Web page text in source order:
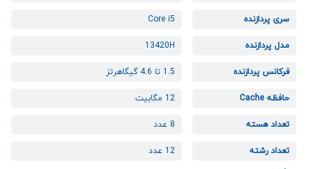
سری پردازنده Core i5
مدل پردازنده 13420H
فرکانس پردازنده 1.5 تا 4.6 گیگاهرتز
حافظه Cache 12 مگابیت
تعداد هسته 8 عدد
تعداد رشته 12 عدد